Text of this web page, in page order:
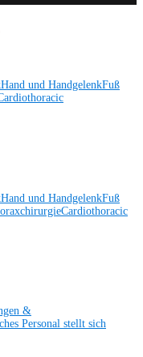
Hand und HandgelenkFuß
Hand und HandgelenkFuß
Cardiothoracic
&
Personal stellt sich